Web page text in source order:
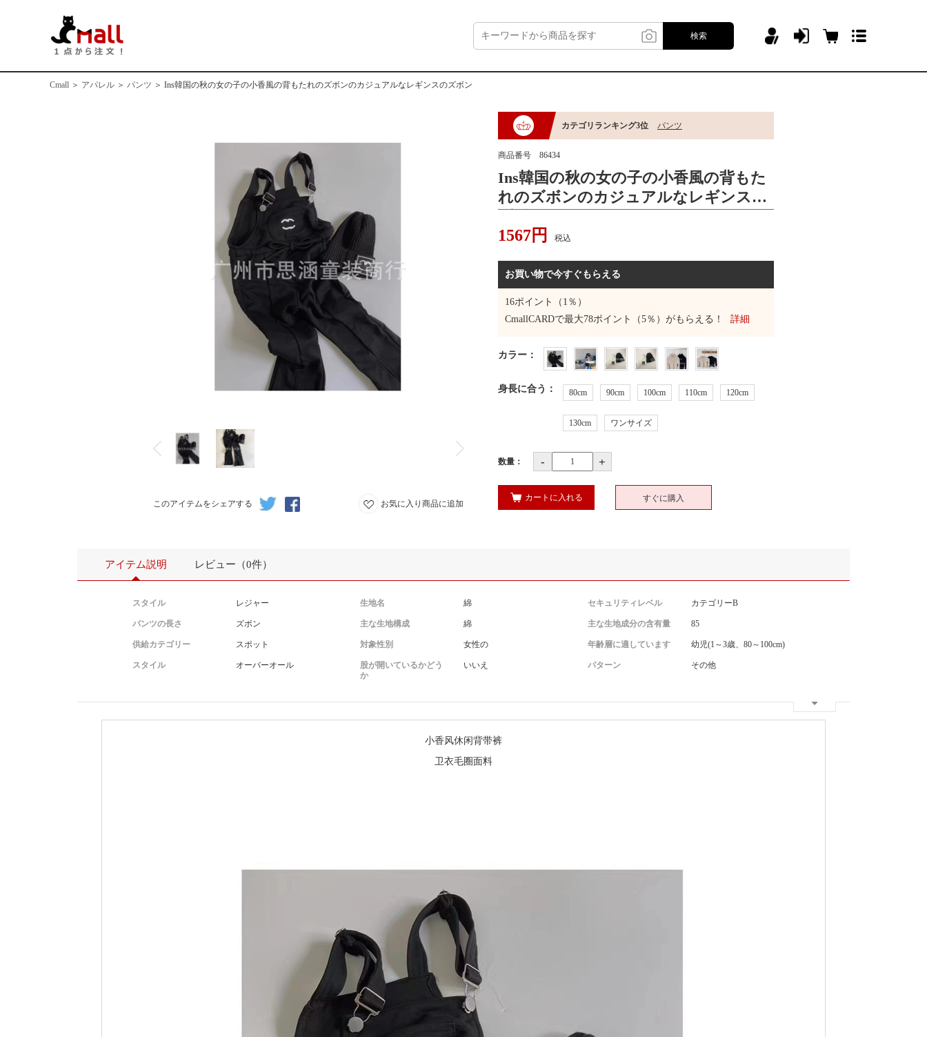
検索
Cmall ＞ アパレル ＞ パンツ ＞ Ins韓国の秋の女の子の小香風の背もたれのズボンのカジュアルなレギンスのズボン
このアイテムをシェアする お気に入り商品に追加
カテゴリランキング3位 パンツ
商品番号 86434
Ins韓国の秋の女の子の小香風の背もた
れのズボンのカジュアルなレギンスの
1567円 税込
お買い物で今すぐもらえる
16ポイント（1％）
CmallCARDで最大78ポイント（5％）がもらえる！ 詳細
カラー ：
身長に合う ： 80cm 90cm 100cm 110cm 120cm
130cm ワンサイズ
数量： - +
カートに入れる すぐに購入
アイテム説明 レビュー（0件）
スタイル レジャー 生地名 綿 セキュリティレベル カテゴリーB
パンツの長さ ズボン 主な生地構成 綿 主な生地成分の含有量 85
供給カテゴリー スポット 対象性別 女性の 年齢層に適しています 幼児(1～3歳、80～100cm)
スタイル オーバーオール
股が開いているかどう
か
いいえ パターン その他
小香风休闲背带裤
卫衣毛圈面料